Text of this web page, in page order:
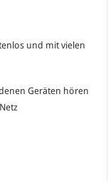
und mit vielen
Geräten hören